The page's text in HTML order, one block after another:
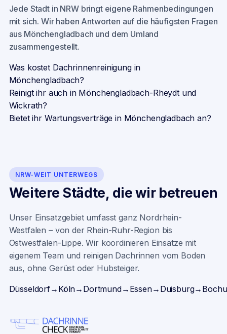
Jede Stadt in NRW bringt eigene Rahmenbedingungen
mit sich. Wir haben Antworten auf die häufigsten Fragen
aus Mönchengladbach und dem Umland
zusammengestellt.
Was kostet Dachrinnenreinigung in
Mönchengladbach?
Reinigt ihr auch in Mönchengladbach-Rheydt und
Wickrath?
Bietet ihr Wartungsverträge in Mönchengladbach an?
NRW-WEIT UNTERWEGS
Weitere Städte, die wir betreuen
Unser Einsatzgebiet umfasst ganz Nordrhein-
Westfalen – von der Rhein-Ruhr-Region bis
Ostwestfalen-Lippe. Wir koordinieren Einsätze mit
eigenem Team und reinigen Dachrinnen vom Boden
aus, ohne Gerüst oder Hubsteiger.
Düsseldorf→ Köln→ Dortmund→ Essen→ Duisburg→